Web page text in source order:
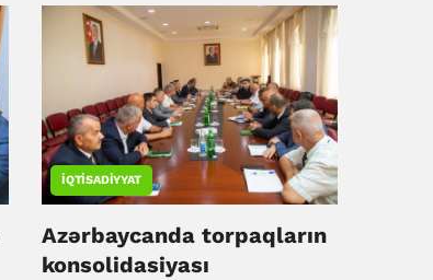
İQTISADIYYAT
Azərbaycanda torpaqların
konsolidasiyası